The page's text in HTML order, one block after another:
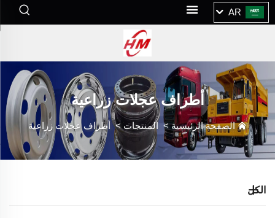
AR
أطراف عجلات زراعية
الصفحة الرئيسية> المنتجات > أطراف عجلات زراعية
الكل